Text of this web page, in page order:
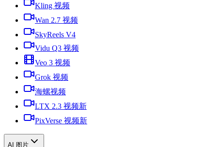
Kling 视频
Wan 2.7 视频
SkyReels V4
Vidu Q3 视频
Veo 3 视频
Grok 视频
海螺视频
LTX 2.3 视频新
PixVerse 视频新
AI 图片